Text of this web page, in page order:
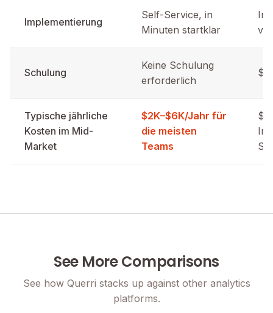
Implementierung
Self-Service, in
Minuten startklar
Schulung
Keine Schulung
erforderlich
Typische jährliche
Kosten im Mid-
Market
$2K–$6K/Jahr für
die meisten
Teams
See More Comparisons
See how Querri stacks up against other analytics
platforms.